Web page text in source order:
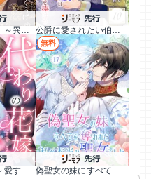
つがいの嫁入り ～異形の巫女は朱雀の当主に愛される～ 公爵に愛されたい伯爵令嬢は偽りの婚姻でその身体を捧げる
代わりの花嫁 ～愛する人と、姉の代わりに結婚します～
無料
偽聖女の妹にすべてを奪われた私が本当の聖女でした